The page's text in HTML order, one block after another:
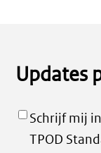
Updates
Schrijf mij
TPOD